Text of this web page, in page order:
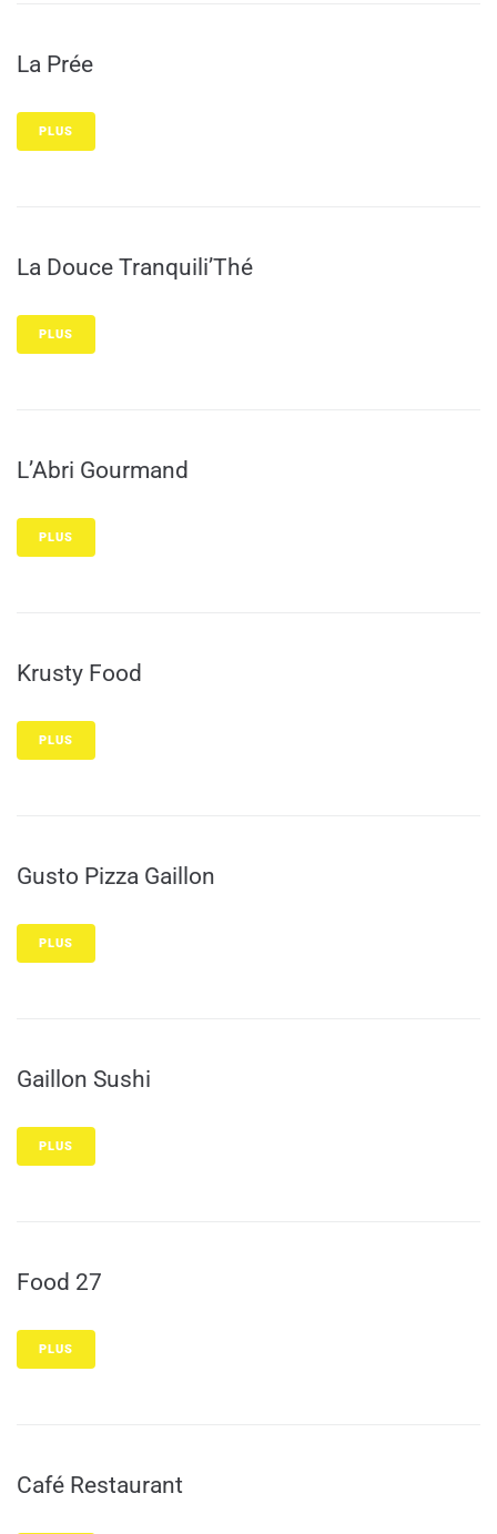
La Prée
PLUS
La Douce Tranquili’Thé
PLUS
L’Abri Gourmand
PLUS
Krusty Food
PLUS
Gusto Pizza Gaillon
PLUS
Gaillon Sushi
PLUS
Food 27
PLUS
Café Restaurant